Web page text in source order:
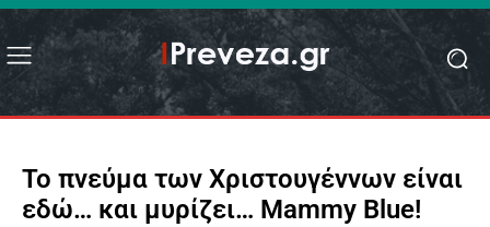
Το πνεύμα των Χριστουγέννων είναι
εδώ… και μυρίζει… Mammy Blue!